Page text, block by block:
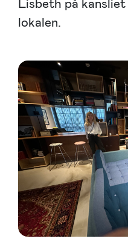
Lisbeth på
lokalen.